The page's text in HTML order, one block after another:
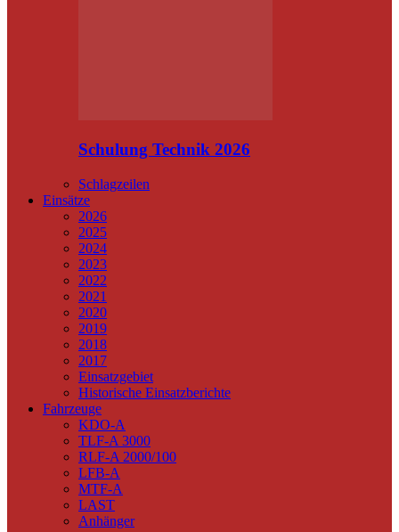
Schulung Technik 2026
Schlagzeilen
Einsätze
2026
2025
2024
2023
2022
2021
2020
2019
2018
2017
Einsatzgebiet
Historische Einsatzberichte
Fahrzeuge
KDO-A
TLF-A 3000
RLF-A 2000/100
LFB-A
MTF-A
LAST
Anhänger